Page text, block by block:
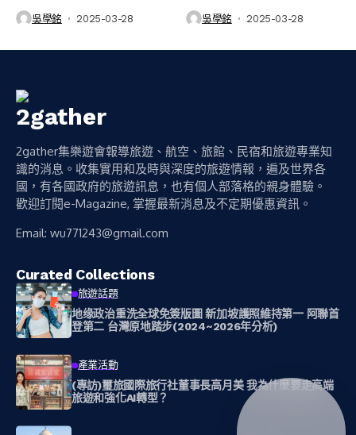
吳學銘 2025-03-28 吳學銘 2025-03-28
2gather集樂遊會報導旅遊、航空、旅館、民宿和旅遊專業知
識的消息。收集實用和及時與深度的旅遊情報，遍及世界各
國，有各國政府的旅遊訊息，也有個人部落格的親身體驗。
歡迎訂閱e-Magazine, 掌握最新消息及不定期優惠資訊。
Email: wu771243@gmail.com
Curated Collections
旅遊話題
地缘政治重洗全球免簽版圖 新加坡護照維持第一 阿聯首
登第二 台灣原地踏步(2024~2026年分析)
產業活動
(專訪)璽旅國際旅行社董事長高月美 我為什麼要走高端
旅遊和強化AI轉型？